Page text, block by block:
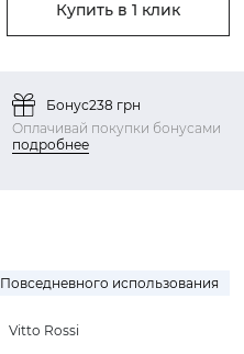
Купить в 1 клик
Бонус238 грн
Оплачивай покупки бонусами
подробнее
Повседневного использования
Vitto Rossi